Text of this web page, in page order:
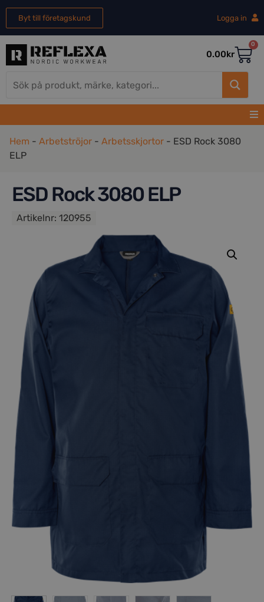
Byt till företagskund Logga in
0.00kr
0
Hem - Arbetströjor - Arbetsskjortor - ESD Rock 3080
ELP
ESD Rock 3080 ELP
Artikelnr: 120955